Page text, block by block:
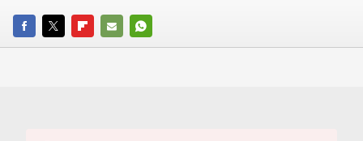
FACEBOOKTWITTERFLIPBOARD
E-
WHATSAPP